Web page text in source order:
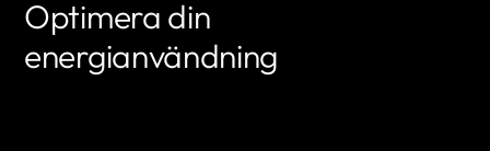
Optimera din
energianvändning